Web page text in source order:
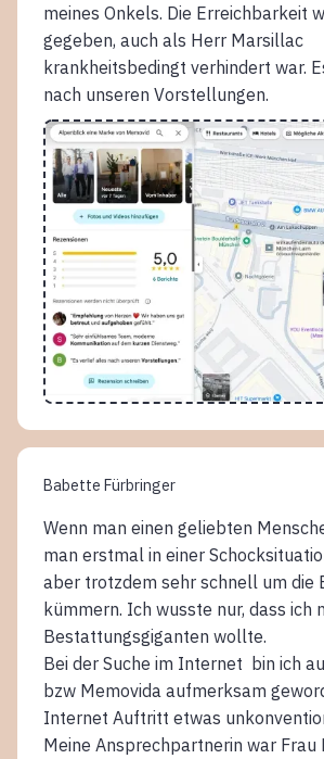
meines Onkels. Die Erreichbarkeit
gegeben, auch als Herr Marsillac
krankheitsbedingt verhindert war.
nach unseren Vorstellungen.
Babette Fürbringer
Wenn man einen geliebten
man erstmal in einer
aber trotzdem sehr schnell um die
kümmern. Ich wusste nur, dass ich
Bestattungsgiganten wollte.
Bei der Suche im Internet bin ich
bzw Memovida aufmerksam
Internet Auftritt etwas
Meine Ansprechpartnerin war Frau